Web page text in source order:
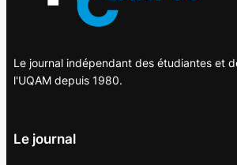
Le journal indépendant des étudiantes et
l'UQAM depuis 1980.
Le journal